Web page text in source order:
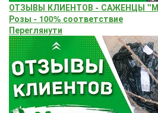
ОТЗЫВЫ КЛИЕНТОВ - САЖЕНЦЫ
Розы - 100% соответствие
Переглянути